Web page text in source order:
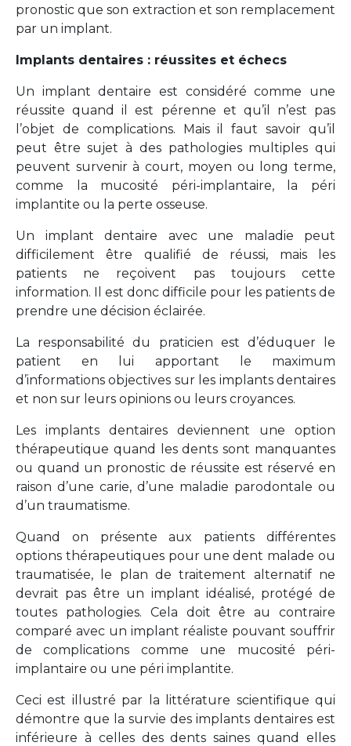
pronostic que son extraction et son remplacement
par un implant.
Implants dentaires : réussites et échecs
Un implant dentaire est considéré comme une
réussite quand il est pérenne et qu’il n’est pas
l’objet de complications. Mais il faut savoir qu’il
peut être sujet à des pathologies multiples qui
peuvent survenir à court, moyen ou long terme,
comme la mucosité péri-implantaire, la péri
implantite ou la perte osseuse.
Un implant dentaire avec une maladie peut
difficilement être qualifié de réussi, mais les
patients ne reçoivent pas toujours cette
information. Il est donc difficile pour les patients de
prendre une décision éclairée.
La responsabilité du praticien est d’éduquer le
patient en lui apportant le maximum
d’informations objectives sur les implants dentaires
et non sur leurs opinions ou leurs croyances.
Les implants dentaires deviennent une option
thérapeutique quand les dents sont manquantes
ou quand un pronostic de réussite est réservé en
raison d’une carie, d’une maladie parodontale ou
d’un traumatisme.
Quand on présente aux patients différentes
options thérapeutiques pour une dent malade ou
traumatisée, le plan de traitement alternatif ne
devrait pas être un implant idéalisé, protégé de
toutes pathologies. Cela doit être au contraire
comparé avec un implant réaliste pouvant souffrir
de complications comme une mucosité péri-
implantaire ou une péri implantite.
Ceci est illustré par la littérature scientifique qui
démontre que la survie des implants dentaires est
inférieure à celles des dents saines quand elles